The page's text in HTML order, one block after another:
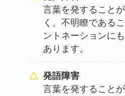
言葉を発すること
く、不明瞭である
ントネーションに
あります。
発語障害
言葉を発すること